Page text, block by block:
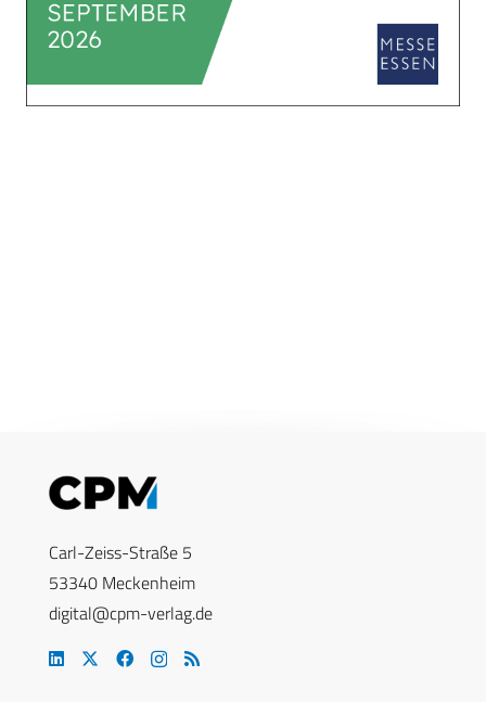
Carl-Zeiss-Straße 5
53340 Meckenheim
digital@cpm-verlag.de